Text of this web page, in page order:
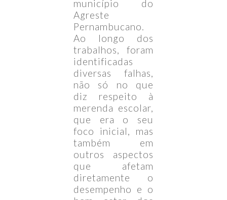
município do
Agreste
Pernambucano.
Ao longo dos
trabalhos, foram
identificadas
diversas falhas,
não só no que
diz respeito à
merenda escolar,
que era o seu
foco inicial, mas
também em
outros aspectos
que afetam
diretamente o
desempenho e o